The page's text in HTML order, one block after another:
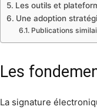
Les outils et
Une adoption
Publications
Les
La signature